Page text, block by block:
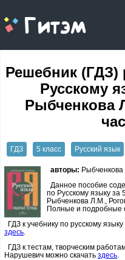
gitem.me
Решебник (ГДЗ)
Русскому
Рыбченкова
ГДЗ 5 класс Русский язык
авторы: Рыбченкова
Данное пособие
по Русскому языку за
Рыбченкова Л.М.,
Полные и подробные
ГДЗ к учебнику по русскому
здесь
ГДЗ к тестам, творческим
Нарушевич можно скачать здесь